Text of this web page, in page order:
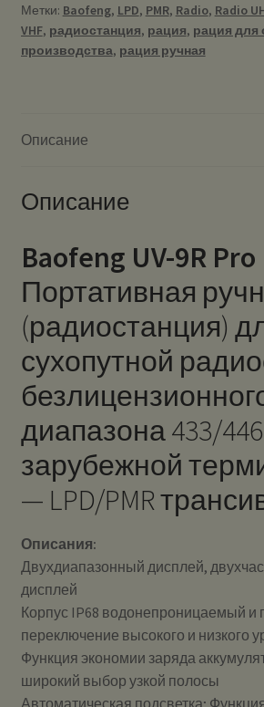
Метки: Baofeng, LPD, PMR, Radio, Radio
VHF, радиостанция, рация, рация для
производства, рация ручная
Описание
Описание
Baofeng UV-9R Pro
Портативная
(радиостанция)
сухопутной
диапазона 433/
зарубежной
— LPD/PMR
Описания:
Двухдиапазонный дисплей,
дисплей
Корпус IP68 водонепроницаемый
переключение высокого и низкого
Функция экономии заряда
широкий выбор узкой полосы
Автоматическая подсветка;